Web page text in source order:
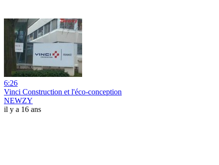
6:26
Vinci Construction et l'éco-conception
NEWZY
il y a 16 ans